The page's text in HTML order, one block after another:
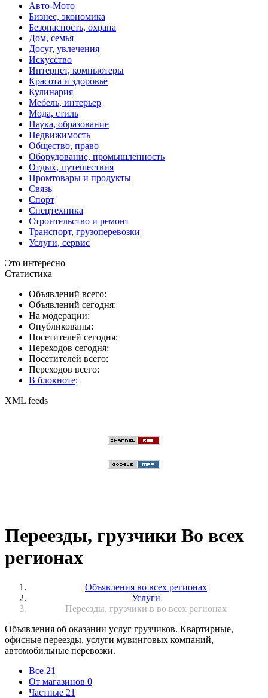
Авто-Мото
Бизнес, экономика
Безопасность, охрана
Дом, семья
Досуг, увлечения
Искусство
Интернет, компьютеры
Красота и здоровье
Кулинария
Мебель, интерьер
Мода, стиль
Наука, образование
Недвижимость
Общество, право
Оборудование, промышленность
Отдых, путешествия
Промтовары и продукты
Связь
Спорт
Спецтехника
Строительство и ремонт
Транспорт, грузоперевозки
Услуги, сервис
Это интересно
Статистика
Объявлений всего:
Объявлений сегодня:
На модерации:
Опубликованы:
Посетителей сегодня:
Переходов сегодня:
Посетителей всего:
Переходов всего:
В блокноте:
XML feeds
Переезды, грузчики Во всех
регионах
Объявления во всех регионах
Услуги
Переезды, грузчики в во всех регионах
Объявления об оказании услуг грузчиков. Квартирные,
офисные переезды, услуги мувинговых компаний,
автомобильные перевозки.
Все 21
От магазинов 0
Частные 21